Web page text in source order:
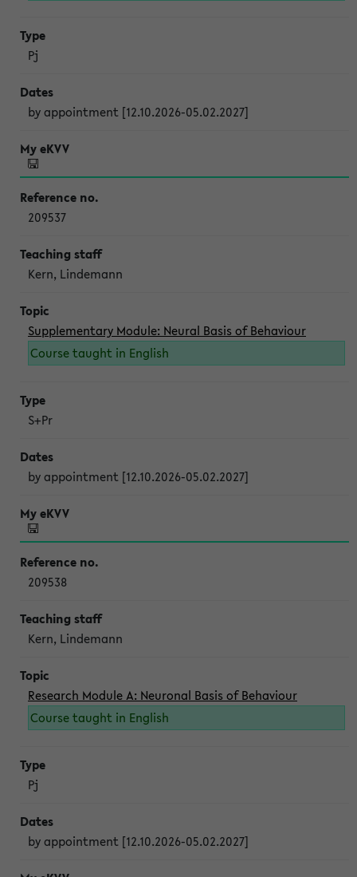
Pj
by appointment [12.10.2026-05.02.2027]
209537
Kern, Lindemann
Supplementary Module: Neural Basis of Behaviour
Course taught in English
S+Pr
by appointment [12.10.2026-05.02.2027]
209538
Kern, Lindemann
Research Module A: Neuronal Basis of Behaviour
Course taught in English
Pj
by appointment [12.10.2026-05.02.2027]